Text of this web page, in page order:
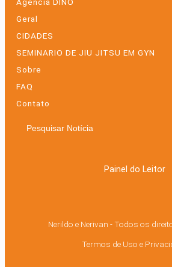
Geral
CIDADES
SEMINARIO DE JIU JITSU EM GYN
Sobre
FAQ
Contato
Pesquisar Notícia
Painel do Leitor
Nerildo e Nerivan - Todos os
Termos de Uso e